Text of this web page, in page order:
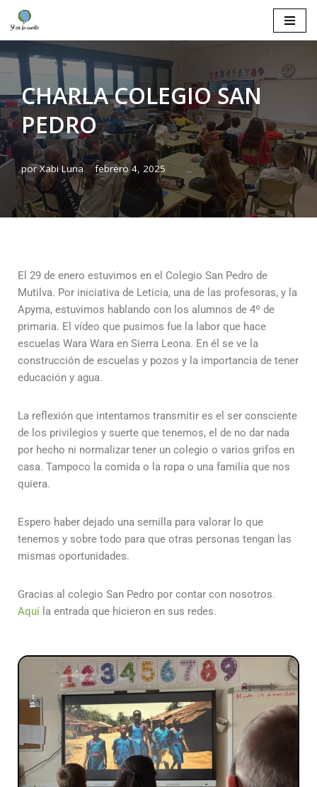
Saltar
al
contenido
CHARLA COLEGIO SAN
PEDRO
porXabi Luna febrero 4, 2025
El 29 de enero estuvimos en el Colegio San Pedro de
Mutilva. Por iniciativa de Leticia, una de las profesoras, y la
Apyma, estuvimos hablando con los alumnos de 4º de
primaria. El vídeo que pusimos fue la labor que hace
escuelas Wara Wara en Sierra Leona. En él se ve la
construcción de escuelas y pozos y la importancia de tener
educación y agua.
La reflexión que intentamos transmitir es el ser consciente
de los privilegios y suerte que tenemos, el de no dar nada
por hecho ni normalizar tener un colegio o varios grifos en
casa. Tampoco la comida o la ropa o una familia que nos
quiera.
Espero haber dejado una semilla para valorar lo que
tenemos y sobre todo para que otras personas tengan las
mismas oportunidades.
Gracias al colegio San Pedro por contar con nosotros.
Aquí la entrada que hicieron en sus redes.